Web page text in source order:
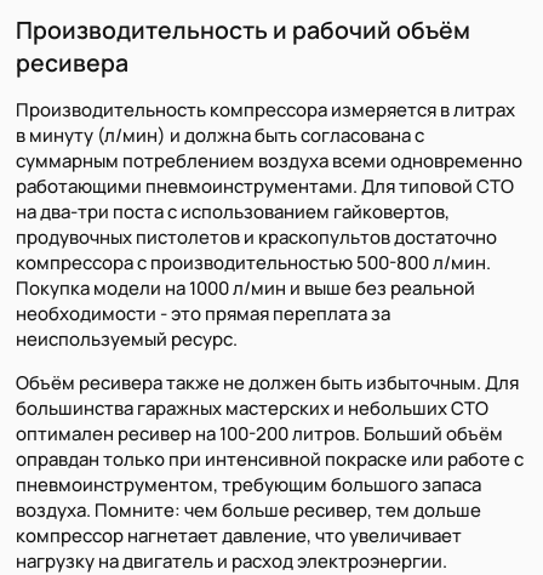
Производительность и рабочий объём
ресивера
Производительность компрессора измеряется в литрах
в минуту (л/мин) и должна быть согласована с
суммарным потреблением воздуха всеми одновременно
работающими пневмоинструментами. Для типовой СТО
на два-три поста с использованием гайковертов,
продувочных пистолетов и краскопультов достаточно
компрессора с производительностью 500-800 л/мин.
Покупка модели на 1000 л/мин и выше без реальной
необходимости - это прямая переплата за
неиспользуемый ресурс.
Объём ресивера также не должен быть избыточным. Для
большинства гаражных мастерских и небольших СТО
оптимален ресивер на 100-200 литров. Больший объём
оправдан только при интенсивной покраске или работе с
пневмоинструментом, требующим большого запаса
воздуха. Помните: чем больше ресивер, тем дольше
компрессор нагнетает давление, что увеличивает
нагрузку на двигатель и расход электроэнергии.